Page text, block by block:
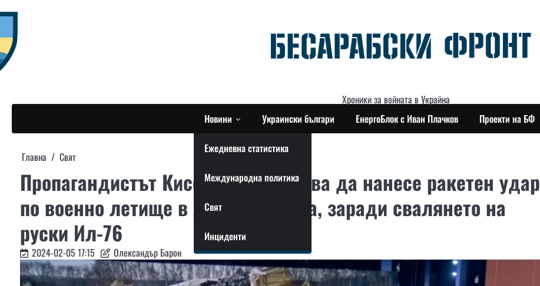
to
content
Хроники за войната в Украйна
Новини
Ежедневна статистика
Международна политика
Свят
Инциденти
Украински българи ЕнергоБлок с Иван Плачков Проекти на БФ
Главна Свят
Пропагандистът Кисельов заплашва да нанесе ракетен удар
по военно летище в Жешов, Полша, заради свалянето на
руски Ил-76
2024-02-05 17:15 Олександър Барон